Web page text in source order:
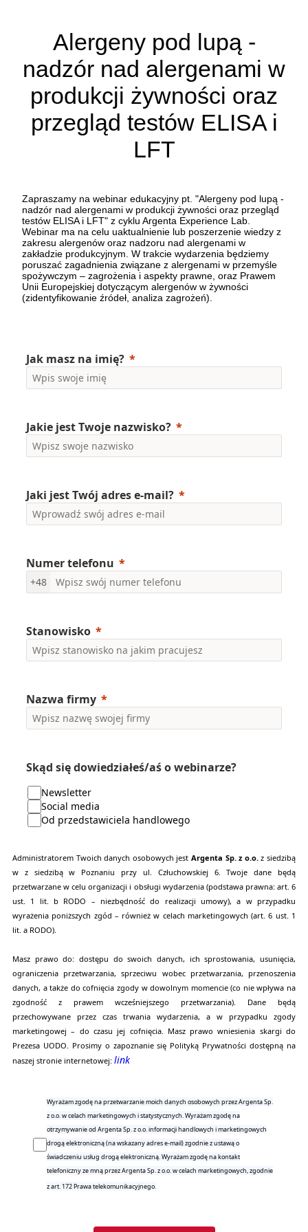
Alergeny pod lupą -
nadzór nad alergenami w
produkcji żywności oraz
przegląd testów ELISA i
LFT
Zapraszamy na webinar edukacyjny pt. "Alergeny pod lupą -
nadzór nad alergenami w produkcji żywności oraz przegląd
testów ELISA i LFT" z cyklu Argenta Experience Lab.
Webinar ma na celu uaktualnienie lub poszerzenie wiedzy z
zakresu alergenów oraz nadzoru nad alergenami w
zakładzie produkcyjnym. W trakcie wydarzenia będziemy
poruszać zagadnienia związane z alergenami w przemyśle
spożywczym – zagrożenia i aspekty prawne, oraz Prawem
Unii Europejskiej dotyczącym alergenów w żywności
(zidentyfikowanie źródeł, analiza zagrożeń).
Jak masz na imię?
Jakie jest Twoje nazwisko?
Jaki jest Twój adres e-mail?
Numer telefonu
+48
Stanowisko
Nazwa firmy
Skąd się dowiedziałeś/aś o webinarze?
Newsletter
Social media
Od przedstawiciela handlowego
Administratorem Twoich danych osobowych jest Argenta Sp. z o.o.z siedzibą
w z siedzibą w Poznaniu przy ul. Człuchowskiej 6. Twoje dane będą
przetwarzane w celu organizacji i obsługi wydarzenia (podstawa prawna: art. 6
ust. 1 lit. b RODO – niezbędność do realizacji umowy), a w przypadku
wyrażenia poniższych zgód – również w celach marketingowych (art. 6 ust. 1
lit. a RODO).
Masz prawo do: dostępu do swoich danych, ich sprostowania, usunięcia,
ograniczenia przetwarzania, sprzeciwu wobec przetwarzania, przenoszenia
danych, a także do cofnięcia zgody w dowolnym momencie (co nie wpływa na
zgodność z prawem wcześniejszego przetwarzania). Dane będą
przechowywane przez czas trwania wydarzenia, a w przypadku zgody
marketingowej – do czasu jej cofnięcia. Masz prawo wniesienia skargi do
Prezesa UODO. Prosimy o zapoznanie się Polityką Prywatności dostępną na
naszej stronie internetowej: link
Wyrażam zgodę na przetwarzanie moich danych osobowych przez Argenta Sp.
z o.o. w celach marketingowych i statystycznych. Wyrażam zgodę na
otrzymywanie od Argenta Sp. z o.o. informacji handlowych i marketingowych
drogą elektroniczną (na wskazany adres e-mail) zgodnie z ustawą o
świadczeniu usług drogą elektroniczną. Wyrażam zgodę na kontakt
telefoniczny ze mną przez Argenta Sp. z o.o. w celach marketingowych, zgodnie
z art. 172 Prawa telekomunikacyjnego.